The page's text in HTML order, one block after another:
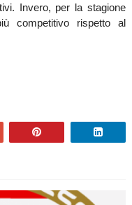
Invero, per la stagione
competitivo rispetto al